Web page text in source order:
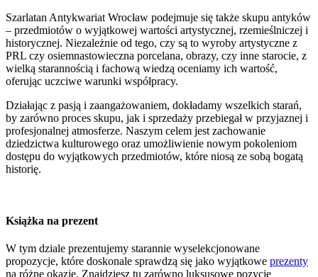
Szarlatan Antykwariat Wrocław podejmuje się także skupu antyków
– przedmiotów o wyjątkowej wartości artystycznej, rzemieślniczej i
historycznej. Niezależnie od tego, czy są to wyroby artystyczne z
PRL czy osiemnastowieczna porcelana, obrazy, czy inne starocie, z
wielką starannością i fachową wiedzą oceniamy ich wartość,
oferując uczciwe warunki współpracy.
Działając z pasją i zaangażowaniem, dokładamy wszelkich starań,
by zarówno proces skupu, jak i sprzedaży przebiegał w przyjaznej i
profesjonalnej atmosferze. Naszym celem jest zachowanie
dziedzictwa kulturowego oraz umożliwienie nowym pokoleniom
dostępu do wyjątkowych przedmiotów, które niosą ze sobą bogatą
historię.
Książka na prezent
W tym dziale prezentujemy starannie wyselekcjonowane
propozycje, które doskonale sprawdzą się jako wyjątkowe prezenty
na różne okazje. Znajdziesz tu zarówno luksusowe pozycje